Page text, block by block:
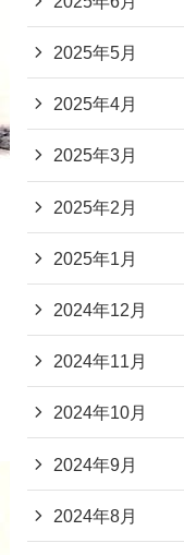
2025年5月
2025年4月
2025年3月
2025年2月
2025年1月
2024年12月
2024年11月
2024年10月
2024年9月
2024年8月